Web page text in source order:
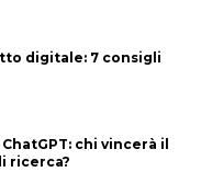
digitale: 7 consigli
chi vincerà il
ricerca?